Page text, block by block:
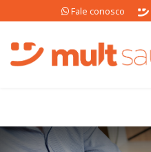
Fale conosco